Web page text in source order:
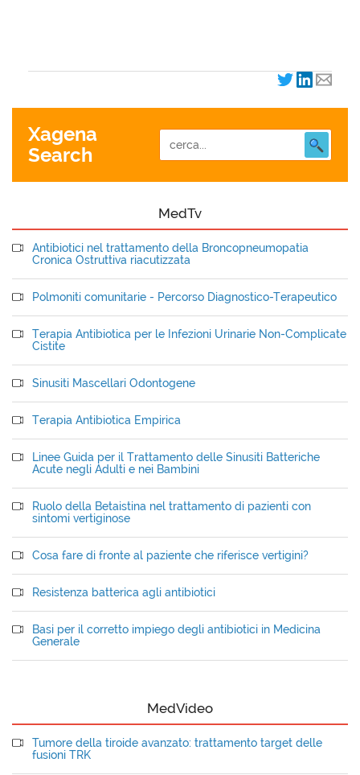
Xagena
Search
MedTv
Antibiotici nel trattamento della Broncopneumopatia
Cronica Ostruttiva riacutizzata
Polmoniti comunitarie - Percorso Diagnostico-Terapeutico
Terapia Antibiotica per le Infezioni Urinarie Non-Complicate
Cistite
Sinusiti Mascellari Odontogene
Terapia Antibiotica Empirica
Linee Guida per il Trattamento delle Sinusiti Batteriche
Acute negli Adulti e nei Bambini
Ruolo della Betaistina nel trattamento di pazienti con
sintomi vertiginose
Cosa fare di fronte al paziente che riferisce vertigini?
Resistenza batterica agli antibiotici
Basi per il corretto impiego degli antibiotici in Medicina
Generale
MedVideo
Tumore della tiroide avanzato: trattamento target delle
fusioni TRK